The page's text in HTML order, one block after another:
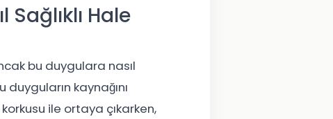
Sağlıklı Hale
bu duygulara nasıl
duyguların kaynağını
ile ortaya çıkarken,